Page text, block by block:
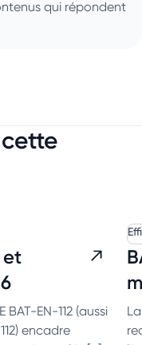
qui répondent
et
EN-112 (aussi
encadre